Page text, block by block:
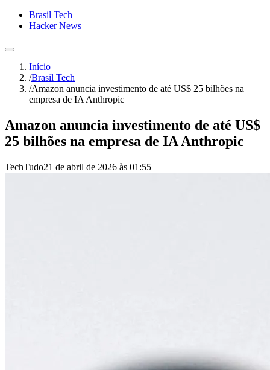
Brasil Tech
Hacker News
Início
/Brasil Tech
/Amazon anuncia investimento de até US$ 25 bilhões na
empresa de IA Anthropic
Amazon anuncia investimento de até US$
25 bilhões na empresa de IA Anthropic
TechTudo21 de abril de 2026 às 01:55